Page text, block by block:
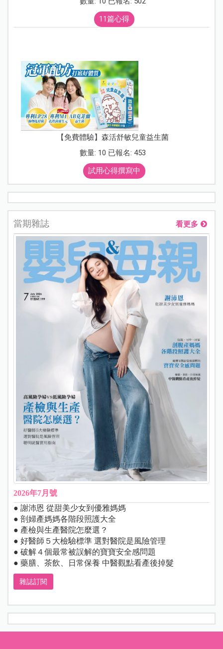
11篇心得
【免費體驗】森活舒敏兒童益生菌
數量: 10 已報名: 453
試用心得撰寫中
當期雜誌 看更多
2026年7月號
● 謝沛恩 從甜美少女到優雅媽媽
● 剖婦產媽媽各階段照護大全
● 產檢與生產醫院怎麼選？
● 好醫師５大檢驗標準 選對醫院是風險管理
● 破解４個最常被誤解的寶寶安全感問題
● 藥膳、茶飲、日常保養 中醫觀點看產後掉髮
雜誌訂閱